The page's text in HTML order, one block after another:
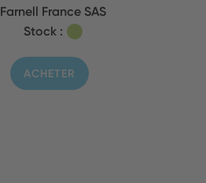
Farnell France SAS
Stock :
ACHETER